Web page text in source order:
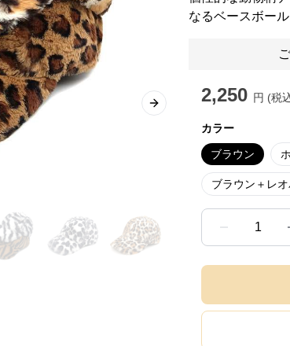
Next slide
なるベースボー
2,250 円 (税
カラー
ブラウン
ブラウン＋レ
1